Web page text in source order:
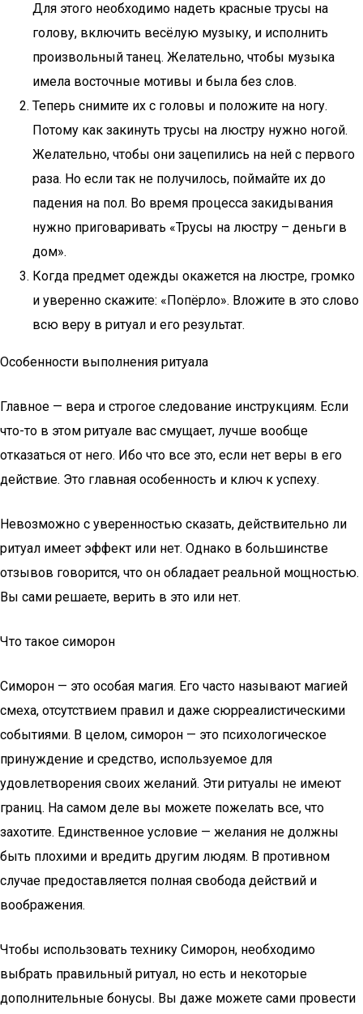
Для этого необходимо надеть красные трусы на
голову, включить весёлую музыку, и исполнить
произвольный танец. Желательно, чтобы музыка
имела восточные мотивы и была без слов.
Теперь снимите их с головы и положите на ногу.
Потому как закинуть трусы на люстру нужно ногой.
Желательно, чтобы они зацепились на ней с первого
раза. Но если так не получилось, поймайте их до
падения на пол. Во время процесса закидывания
нужно приговаривать «Трусы на люстру – деньги в
дом».
Когда предмет одежды окажется на люстре, громко
и уверенно скажите: «Попёрло». Вложите в это слово
всю веру в ритуал и его результат.
Особенности выполнения ритуала
Главное — вера и строгое следование инструкциям. Если
что-то в этом ритуале вас смущает, лучше вообще
отказаться от него. Ибо что все это, если нет веры в его
действие. Это главная особенность и ключ к успеху.
Невозможно с уверенностью сказать, действительно ли
ритуал имеет эффект или нет. Однако в большинстве
отзывов говорится, что он обладает реальной мощностью.
Вы сами решаете, верить в это или нет.
Что такое симорон
Симорон — это особая магия. Его часто называют магией
смеха, отсутствием правил и даже сюрреалистическими
событиями. В целом, симорон — это психологическое
принуждение и средство, используемое для
удовлетворения своих желаний. Эти ритуалы не имеют
границ. На самом деле вы можете пожелать все, что
захотите. Единственное условие — желания не должны
быть плохими и вредить другим людям. В противном
случае предоставляется полная свобода действий и
воображения.
Чтобы использовать технику Симорон, необходимо
выбрать правильный ритуал, но есть и некоторые
дополнительные бонусы. Вы даже можете сами провести